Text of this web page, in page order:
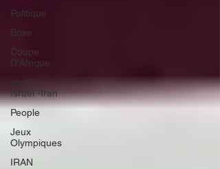
Politique
Boxe
Coupe
D'Afrique
conflit
Israël -Iran
People
Jeux
Olympiques
IRAN